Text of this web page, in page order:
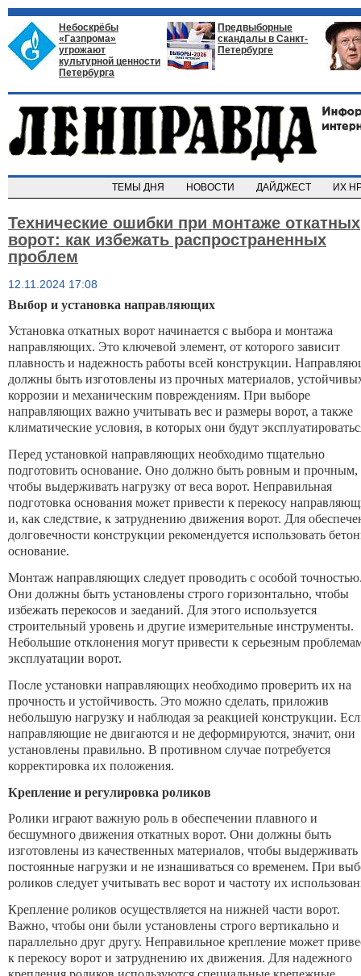
Небоскрёбы
«Газпрома»
угрожают
культурной ценности
Петербурга
Предвыборные
скандалы в Санкт-
Петербурге
ТЕМЫ ДНЯ НОВОСТИ ДАЙДЖЕСТ ИХ
Технические ошибки при монтаже откатных
ворот: как избежать распространенных
проблем
12.11.2024 17:08
Выбор и установка направляющих
Установка откатных ворот начинается с выбора и монтажа
направляющих. Это ключевой элемент, от которого зависит
плавность и надежность работы всей конструкции.
должны быть изготовлены из прочных материалов,
коррозии и механическим повреждениям. При выборе
направляющих важно учитывать вес и размеры ворот, а также
климатические условия, в которых они будут
Перед установкой направляющих необходимо тщательно
подготовить основание. Оно должно быть ровным и прочным,
чтобы выдерживать нагрузку от веса ворот. Неправильная
подготовка основания может привести к перекосу
и, как следствие, к затруднению движения ворот. Для
долговечности конструкции рекомендуется использовать
основание.
Монтаж направляющих следует проводить с особой
Они должны быть установлены строго горизонтально, чтобы
избежать перекосов и заеданий. Для этого используется
строительный уровень и другие измерительные инструменты.
Небольшие отклонения могут привести к серьезным
эксплуатации ворот.
После установки направляющих необходимо проверить их на
прочность и устойчивость. Это можно сделать, приложив
небольшую нагрузку и наблюдая за реакцией конструкции.
направляющие не двигаются и не деформируются, значит, они
установлены правильно. В противном случае потребуется
корректировка их положения.
Крепление и регулировка роликов
Ролики играют важную роль в обеспечении плавного и
бесшумного движения откатных ворот. Они должны быть
изготовлены из качественных материалов, чтобы выдерживать
постоянные нагрузки и не изнашиваться со временем. При
роликов следует учитывать вес ворот и частоту их
Крепление роликов осуществляется на нижней части ворот.
Важно, чтобы они были установлены строго вертикально и
параллельно друг другу. Неправильное крепление может
к перекосу ворот и затруднению их движения. Для надежного